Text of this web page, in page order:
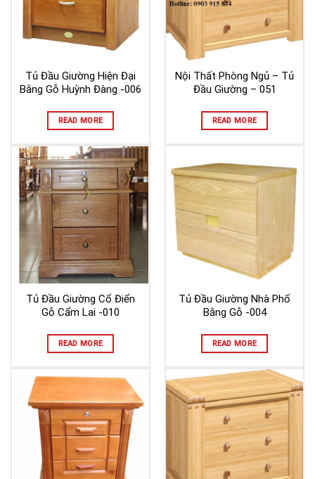
Tủ Đầu Giường Hiện Đại
Bằng Gỗ Huỳnh Đàng -006
READ MORE
Nội Thất Phòng Ngủ – Tủ
Đầu Giường – 051
READ MORE
Tủ Đầu Giường Cổ Điển
Gỗ Cẩm Lai -010
READ MORE
Tủ Đầu Giường Nhà Phố
Bằng Gỗ -004
READ MORE